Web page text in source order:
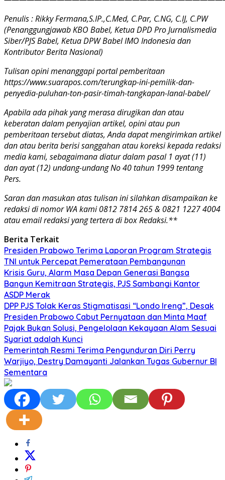
Penulis : Rikky Fermana,S.IP.,C.Med, C.Par, C.NG, C.IJ, C.PW
(Penanggungjawab KBO Babel, Ketua DPD Pro Jurnalismedia
Siber/PJS Babel, Ketua DPW Babel IMO Indonesia dan
Kontributor Berita Nasional)
Tulisan opini menanggapi portal pemberitaan
https://www.suarapos.com/terungkap-ini-pemilik-dan-
penyedia-puluhan-ton-pasir-timah-tangkapan-lanal-babel/
Apabila ada pihak yang merasa dirugikan dan atau
keberatan dalam penyajian artikel, opini atau pun
pemberitaan tersebut diatas, Anda dapat mengirimkan artikel
dan atau berita berisi sanggahan atau koreksi kepada redaksi
media kami, sebagaimana diatur dalam pasal 1 ayat (11)
dan ayat (12) undang-undang No 40 tahun 1999 tentang
Pers.
Saran dan masukan atas tulisan ini silahkan disampaikan ke
redaksi di nomor WA kami 0812 7814 265 & 0821 1227 4004
atau email redaksi yang tertera di box Redaksi.**
Berita Terkait
Presiden Prabowo Terima Laporan Program Strategis
TNI untuk Percepat Pemerataan Pembangunan
Krisis Guru, Alarm Masa Depan Generasi Bangsa
Bangun Kemitraan Strategis, PJS Sambangi Kantor
ASDP Merak
DPP PJS Tolak Keras Stigmatisasi “Londo Ireng”, Desak
Presiden Prabowo Cabut Pernyataan dan Minta Maaf
Pajak Bukan Solusi, Pengelolaan Kekayaan Alam Sesuai
Syariat adalah Kunci
Pemerintah Resmi Terima Pengunduran Diri Perry
Warjiyo, Destry Damayanti Jalankan Tugas Gubernur BI
Sementara